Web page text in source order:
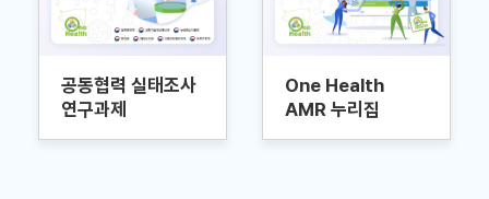
공동협력 실태조사
연구과제
One Health
AMR 누리집